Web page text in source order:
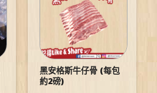
黑安格斯牛仔骨 (每包
約2磅)